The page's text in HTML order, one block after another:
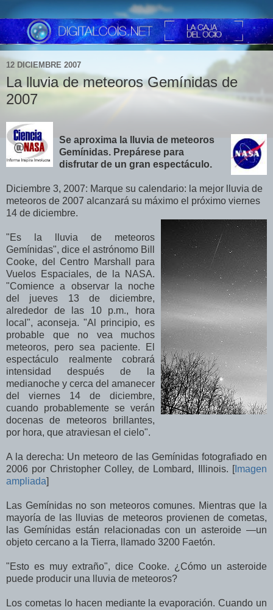
12 DICIEMBRE 2007
La lluvia de meteoros Gemínidas de
2007
Se aproxima la lluvia de meteoros
Gemínidas. Prepárese para
disfrutar de un gran espectáculo.
Diciembre 3, 2007: Marque su calendario: la mejor lluvia de
meteoros de 2007 alcanzará su máximo el próximo viernes
14 de diciembre.
"Es la lluvia de meteoros
Gemínidas", dice el astrónomo Bill
Cooke, del Centro Marshall para
Vuelos Espaciales, de la NASA.
"Comience a observar la noche
del jueves 13 de diciembre,
alrededor de las 10 p.m., hora
local", aconseja. "Al principio, es
probable que no vea muchos
meteoros, pero sea paciente. El
espectáculo realmente cobrará
intensidad después de la
medianoche y cerca del amanecer
del viernes 14 de diciembre,
cuando probablemente se verán
docenas de meteoros brillantes,
por hora, que atraviesan el cielo".
A la derecha: Un meteoro de las Gemínidas fotografiado en
2006 por Christopher Colley, de Lombard, Illinois. [Imagen
ampliada]
Las Gemínidas no son meteoros comunes. Mientras que la
mayoría de las lluvias de meteoros provienen de cometas,
las Gemínidas están relacionadas con un asteroide —un
objeto cercano a la Tierra, llamado 3200 Faetón.
"Esto es muy extraño", dice Cooke. ¿Cómo un asteroide
puede producir una lluvia de meteoros?
Los cometas lo hacen mediante la evaporación. Cuando un